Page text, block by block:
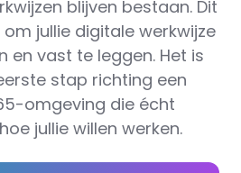
blijven bestaan. Dit
jullie digitale werkwijze
en vast te leggen. Het is
stap richting een
omgeving die écht
jullie willen werken.